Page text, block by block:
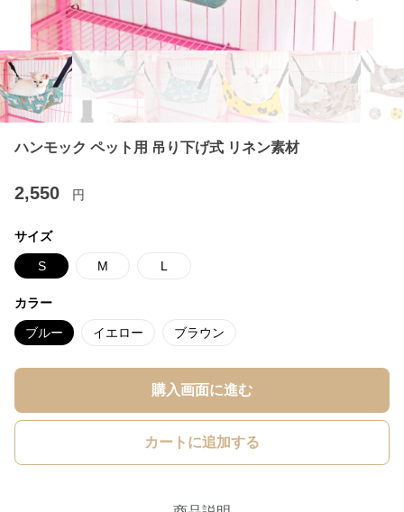
ハンモック ペット用 吊り下げ式 リネン素材
2,550 円
サイズ
S M L
カラー
ブルー イエロー ブラウン
購入画面に進む
カートに追加する